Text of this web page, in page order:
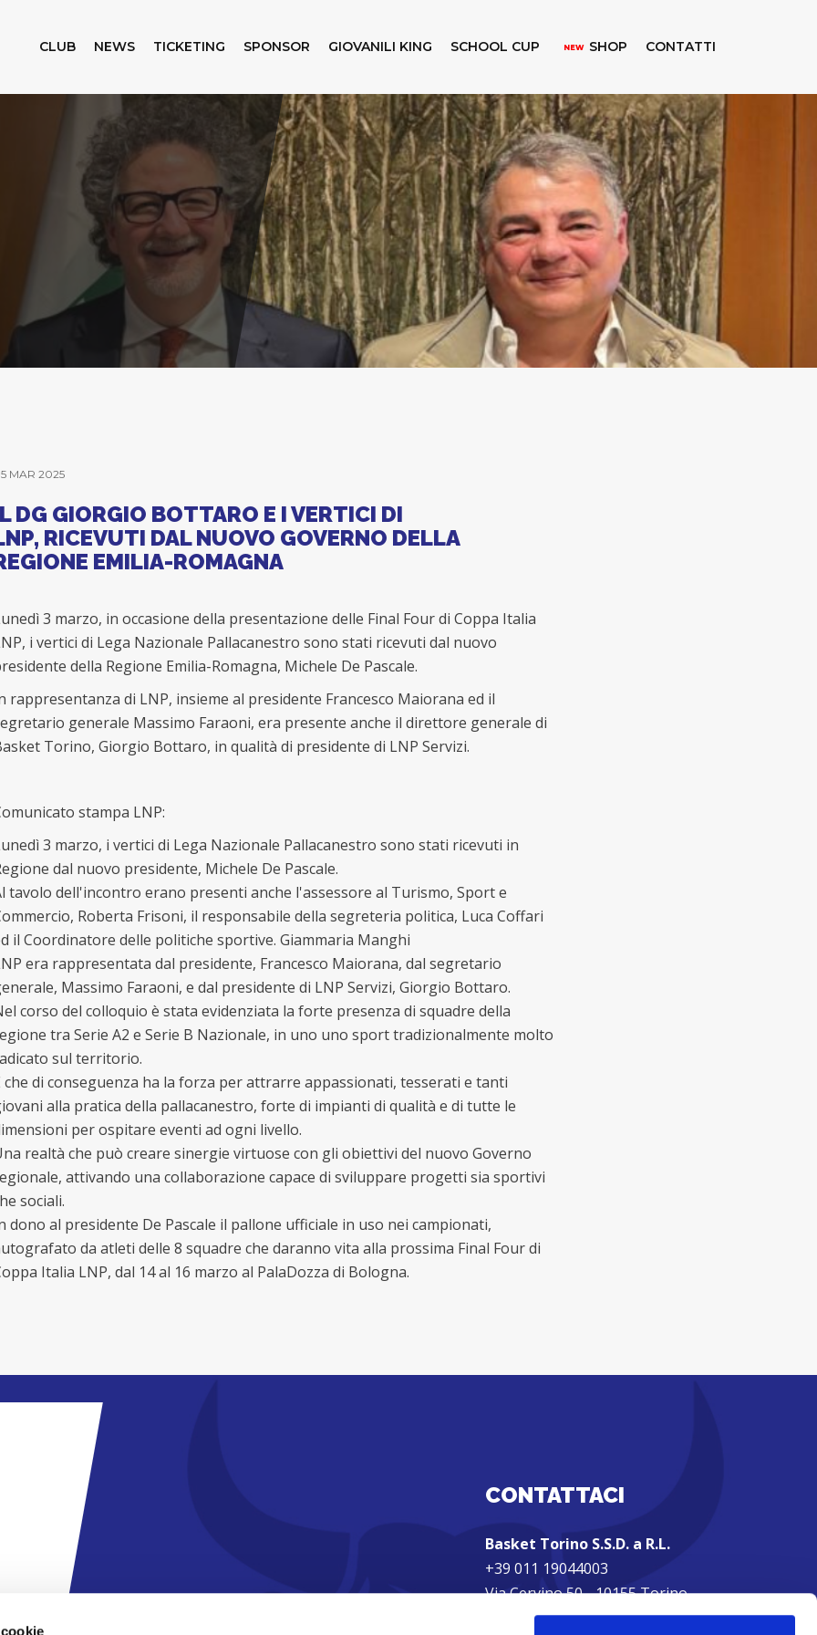
CLUB NEWS TICKETING SPONSOR GIOVANILI KING SCHOOL CUP NEW SHOP CONTATTI
MAR 2025
DG GIORGIO BOTTARO E I VERTICI DI
RICEVUTI DAL NUOVO GOVERNO DELLA
EMILIA-ROMAGNA
3 marzo, in occasione della presentazione delle Final Four di Coppa Italia
i vertici di Lega Nazionale Pallacanestro sono stati ricevuti dal nuovo
della Regione Emilia-Romagna, Michele De Pascale.
rappresentanza di LNP, insieme al presidente Francesco Maiorana ed il
generale Massimo Faraoni, era presente anche il direttore generale di
Torino, Giorgio Bottaro, in qualità di presidente di LNP Servizi.
stampa LNP:
3 marzo, i vertici di Lega Nazionale Pallacanestro sono stati ricevuti in
dal nuovo presidente, Michele De Pascale.
tavolo dell'incontro erano presenti anche l'assessore al Turismo, Sport e
Roberta Frisoni, il responsabile della segreteria politica, Luca Coffari
il Coordinatore delle politiche sportive. Giammaria Manghi
era rappresentata dal presidente, Francesco Maiorana, dal segretario
Massimo Faraoni, e dal presidente di LNP Servizi, Giorgio Bottaro.
corso del colloquio è stata evidenziata la forte presenza di squadre della
tra Serie A2 e Serie B Nazionale, in uno uno sport tradizionalmente molto
sul territorio.
che di conseguenza ha la forza per attrarre appassionati, tesserati e tanti
alla pratica della pallacanestro, forte di impianti di qualità e di tutte le
per ospitare eventi ad ogni livello.
realtà che può creare sinergie virtuose con gli obiettivi del nuovo Governo
attivando una collaborazione capace di sviluppare progetti sia sportivi
sociali.
dono al presidente De Pascale il pallone ufficiale in uso nei campionati,
da atleti delle 8 squadre che daranno vita alla prossima Final Four di
Italia LNP, dal 14 al 16 marzo al PalaDozza di Bologna.
CONTATTACI
Basket Torino S.S.D. a R.L.
+39 011 19044003
Via Cervino 50 - 10155 Torino
Partita IVA: 01962270607